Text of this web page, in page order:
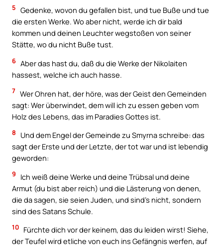
5 Gedenke, wovon du gefallen bist, und tue Buße und tue
die ersten Werke. Wo aber nicht, werde ich dir bald
kommen und deinen Leuchter wegstoßen von seiner
Stätte, wo du nicht Buße tust.
6 Aber das hast du, daß du die Werke der Nikolaiten
hassest, welche ich auch hasse.
7 Wer Ohren hat, der höre, was der Geist den Gemeinden
sagt: Wer überwindet, dem will ich zu essen geben vom
Holz des Lebens, das im Paradies Gottes ist.
8
Und dem Engel der Gemeinde zu Smyrna schreibe: das
sagt der Erste und der Letzte, der tot war und ist lebendig
geworden:
9
Ich weiß deine Werke und deine Trübsal und deine
Armut (du bist aber reich) und die Lästerung von denen,
die da sagen, sie seien Juden, und sind’s nicht, sondern
sind des Satans Schule.
10 Fürchte dich vor der keinem, das du leiden wirst! Siehe,
der Teufel wird etliche von euch ins Gefängnis werfen, auf